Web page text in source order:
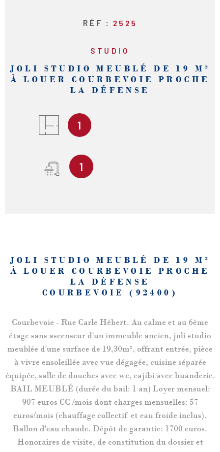
RÉF : 2525
STUDIO
JOLI STUDIO MEUBLÉ DE 19 M²
À LOUER COURBEVOIE PROCHE
LA DÉFENSE
1
1
JOLI STUDIO MEUBLÉ DE 19 M²
À LOUER COURBEVOIE PROCHE
LA DÉFENSE
COURBEVOIE (92400)
Courbevoie - Rue Carle Hébert. Au calme et au 6ème
étage sans ascenseur d'un immeuble ancien, joli studio
meublée d'une surface de 19,30m², offrant entrée, pièce
à vivre ensoleillée avec vue dégagée, cuisine séparée
équipée, salle de douches avec wc, cajibi avec buanderie.
BAIL MEUBLÉ (durée du bail: 1 an) Loyer mensuel:
907 euros CC /mois dont charges mensuelles: 57
euros/mois (chauffage collectif et eau froide inclus).
Ballon d'eau chaude. Dépôt de garantie: 1700 euros.
Honoraires de visite, de constitution du dossier et